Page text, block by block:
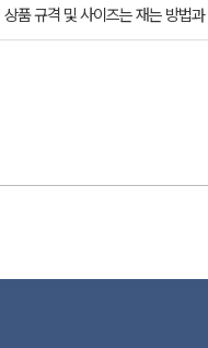
상품 규격 및 사이즈는 재는 방법